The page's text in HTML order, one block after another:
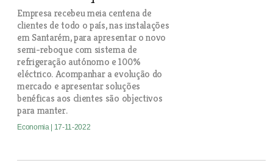
Empresa recebeu meia centena de
clientes de todo o país, nas instalações
em Santarém, para apresentar o novo
semi-reboque com sistema de
refrigeração autónomo e 100%
eléctrico. Acompanhar a evolução do
mercado e apresentar soluções
benéficas aos clientes são objectivos
para manter.
Economia | 17-11-2022